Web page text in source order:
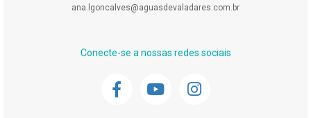
ana.lgoncalves@aguasdevaladares.com.br
Conecte-se a nossas redes sociais